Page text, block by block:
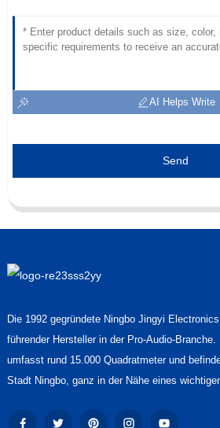
AI Helps Write
Send
Die 1992 gegründete Ningbo Jingyi
führender Hersteller in der Pro-Audio-
umfasst rund 15.000 Quadratmeter und
Stadt Ningbo, ganz in der Nähe eines